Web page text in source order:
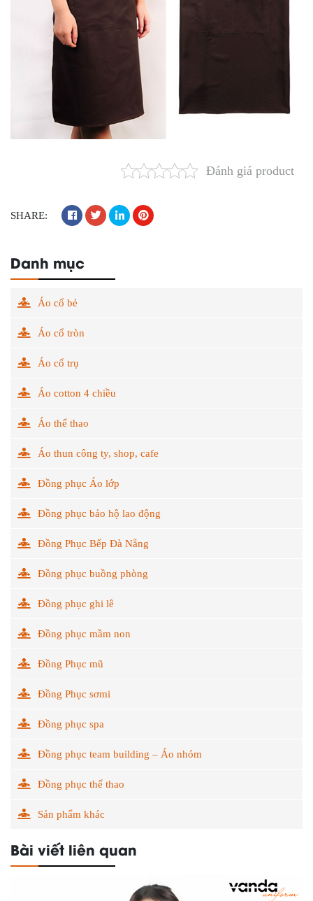
Đánh giá product
SHARE:
Danh mục
Áo cổ bẻ
Áo cổ tròn
Áo cổ trụ
Áo cotton 4 chiều
Áo thể thao
Áo thun công ty, shop, cafe
Đồng phục Áo lớp
Đồng phục bảo hộ lao động
Đồng Phục Bếp Đà Nẵng
Đồng phục buồng phòng
Đồng phục ghi lê
Đồng phục mầm non
Đồng Phục mũ
Đồng Phục sơmi
Đồng phục spa
Đồng phục team building – Áo nhóm
Đồng phục thể thao
Sản phẩm khác
Bài viết liên quan